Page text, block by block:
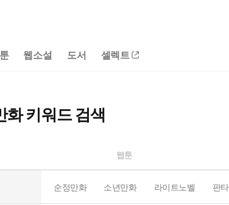
웹소설 도서 셀렉트
화 키워드 검색
웹툰
순정만화 소년만화 라이트노벨 판